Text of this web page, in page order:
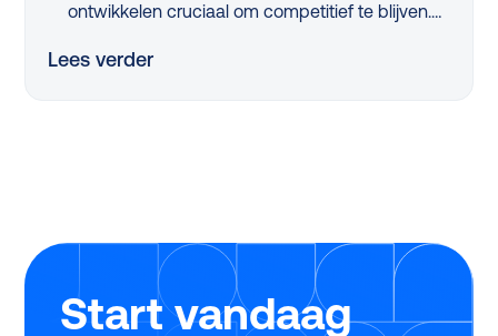
ontwikkelen cruciaal om competitief te blijven.
flinke uitdaging. Dus, hoe pak je dit slim aan?
stress, snel en eenvoudig gebruikmaakt van deze
regeling.
Lees verder
Start vandaag